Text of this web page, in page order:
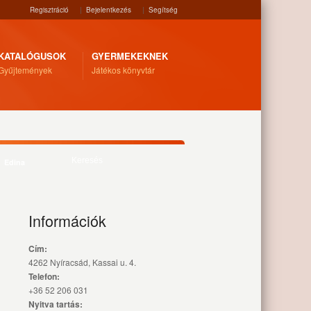
Regisztráció | Bejelentkezés | Segítség
GYERMEKEKNEK
Játékos könyvtár
Információk
Cím:
4262 Nyíracsád, Kassai u. 4.
Telefon:
+36 52 206 031
Nyitva tartás: